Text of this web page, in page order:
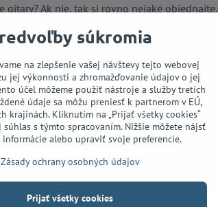
Ak nie, tak si rovno nejaké objednajte.
gitaru
BlueskyPinterestRedditLinkedInWhatsApp
E-
mail
súkromia
na zlepšenie vašej návštevy tejto webovej
jej výkonnosti a zhromažďovanie údajov o jej
účel môžeme použiť nástroje a služby tretích
údaje sa môžu preniesť k partnerom v EÚ,
krajinách. Kliknutím na „Prijať všetky cookies“
s týmto spracovaním. Nižšie môžete nájsť
alebo upraviť svoje preferencie.
Zásady ochrany osobných údajov
Prijať všetky cookies